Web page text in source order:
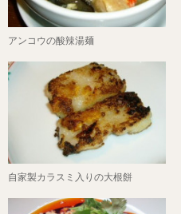
アンコウの酸辣湯麺
自家製カラスミ入りの大根餅